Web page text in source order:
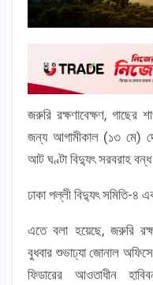
জরুরি রক্ষণাবেক্ষণ, গাছের
জন্য আগামীকাল (১৩ মে)
আট ঘণ্টা বিদ্যুৎ সরবরাহ
ঢাকা পল্লী বিদ্যুৎ সমিতি-৪
এতে বলা হয়েছে, জরুরি
বুধবার শুভাঢ্যা জোনাল
ফিডারের আওতাধীন